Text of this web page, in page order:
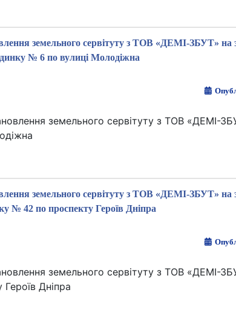
земельного сервітуту з ТОВ «ДЕМІ-ЗБУТ» на
№ 6 по вулиці Молодіжна
земельного сервітуту з ТОВ «ДЕМІ-
земельного сервітуту з ТОВ «ДЕМІ-ЗБУТ» на
№ 42 по проспекту Героїв Дніпра
земельного сервітуту з ТОВ «ДЕМІ-
Дніпра